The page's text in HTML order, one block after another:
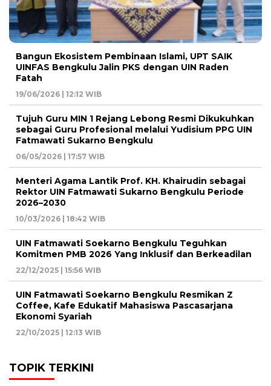
Bangun Ekosistem Pembinaan Islami, UPT SAIK
UINFAS Bengkulu Jalin PKS dengan UIN Raden
Fatah
19/06/2026 | 12:12 WIB
Tujuh Guru MIN 1 Rejang Lebong Resmi Dikukuhkan
sebagai Guru Profesional melalui Yudisium PPG UIN
Fatmawati Sukarno Bengkulu
06/05/2026 | 17:57 WIB
Menteri Agama Lantik Prof. KH. Khairudin sebagai
Rektor UIN Fatmawati Sukarno Bengkulu Periode
2026–2030
10/03/2026 | 18:42 WIB
UIN Fatmawati Soekarno Bengkulu Teguhkan
Komitmen PMB 2026 Yang Inklusif dan Berkeadilan
22/12/2025 | 15:56 WIB
UIN Fatmawati Soekarno Bengkulu Resmikan Z
Coffee, Kafe Edukatif Mahasiswa Pascasarjana
Ekonomi Syariah
22/10/2025 | 12:13 WIB
TOPIK TERKINI